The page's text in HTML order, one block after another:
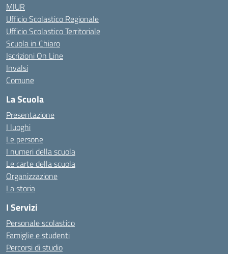
MIUR
Ufficio Scolastico Regionale
Ufficio Scolastico Territoriale
Scuola in Chiaro
Iscrizioni On Line
Invalsi
Comune
La Scuola
Presentazione
I luoghi
Le persone
I numeri della scuola
Le carte della scuola
Organizzazione
La storia
I Servizi
Personale scolastico
Famiglie e studenti
Percorsi di studio